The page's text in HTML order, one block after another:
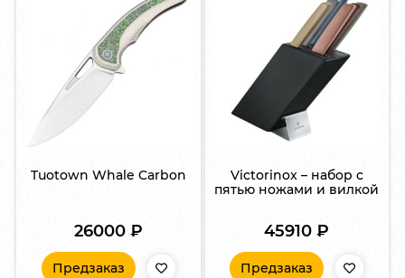
Tuotown Whale Carbon
26000 ₽
Предзаказ
Victorinox – набор с
пятью ножами и вилкой
45910₽
Предзаказ